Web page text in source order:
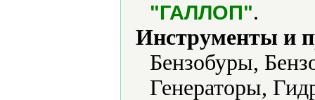
"ГАЛЛОП".
Инструменты и
Бензобуры,
Генераторы,